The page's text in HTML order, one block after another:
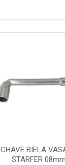
CHAVE BIELA
STARFER 08mm